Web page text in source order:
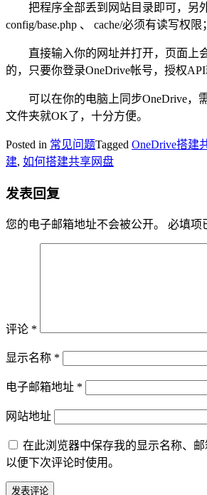
把程序全部丢到网站目录即可，另外
config/base.php 、 cache/必须有读写权限；
直接输入你的网址并打开，页面上
的，只要你登录OneDrive帐号，授权API
可以在你的电脑上同步OneDrive，
文件夹就OK了，十分方便。
Posted in 常见问题Tagged OneDrive搭建
建, 如何搭建共享网盘
发表回复
您的电子邮箱地址不会被公开。 必填项
评论 *
显示名称 *
电子邮箱地址 *
网站地址
在此浏览器中保存我的显示名称、邮
以便下次评论时使用。